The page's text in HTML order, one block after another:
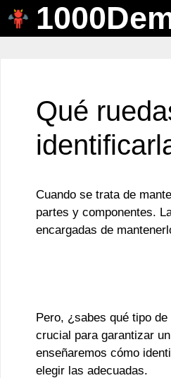
Saltar
Qué
Cuando se trata de
partes y componentes.
encargadas de
Pero, ¿sabes qué tipo
crucial para garantizar
enseñaremos cómo
elegir las adecuadas.